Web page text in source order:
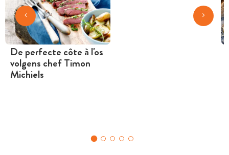
De perfecte côte à l'os
volgens chef Timon
Michiels